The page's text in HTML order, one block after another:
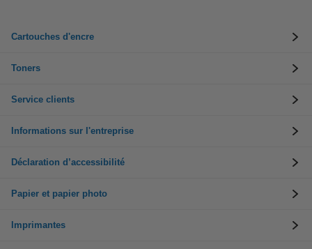
Cartouches d'encre
Toners
Service clients
Informations sur l'entreprise
Déclaration d’accessibilité
Papier et papier photo
Imprimantes